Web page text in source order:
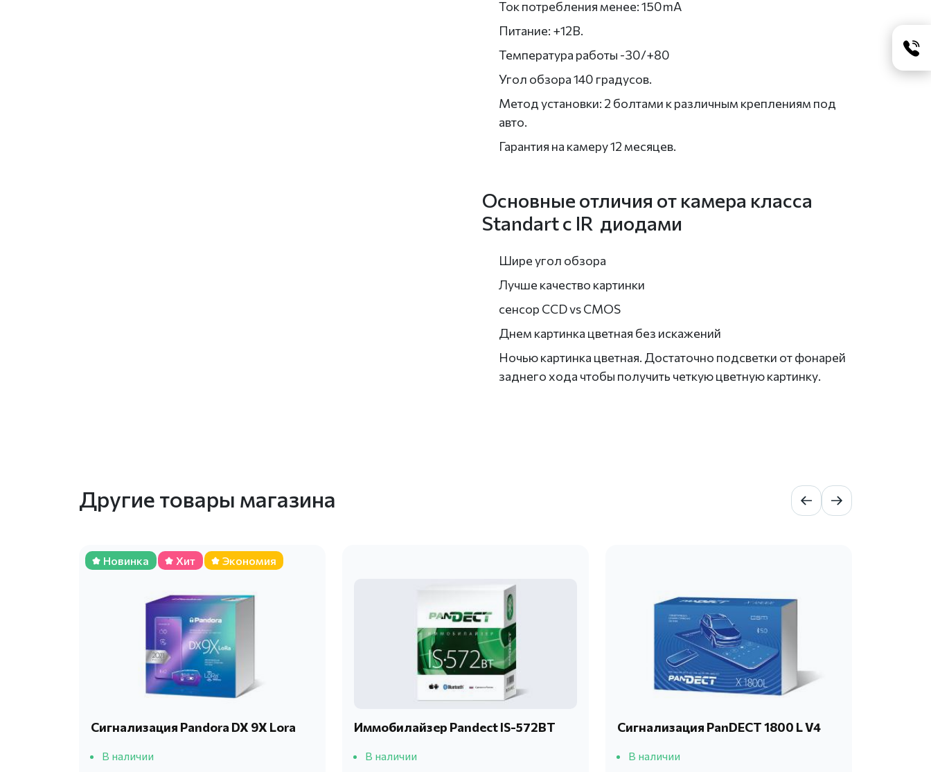
Ток потребления менее: 150mA
Питание: +12В.
Температура работы -30/+80
Угол обзора 140 градусов.
Метод установки: 2 болтами к различным креплениям под
авто.
Гарантия на камеру 12 месяцев.
Основные отличия от камера класса
Standart с IR диодами
Шире угол обзора
Лучше качество картинки
сенсор CCD vs CMOS
Днем картинка цветная без искажений
Ночью картинка цветная. Достаточно подсветки от фонарей
заднего хода чтобы получить четкую цветную картинку.
Другие товары магазина
Новинка Хит Экономия
Сигнализация Pandora DX 9X Lora
В наличии
Иммобилайзер Pandect IS-572BT
В наличии
Сигнализация PanDECT 1800 L V4
В наличии